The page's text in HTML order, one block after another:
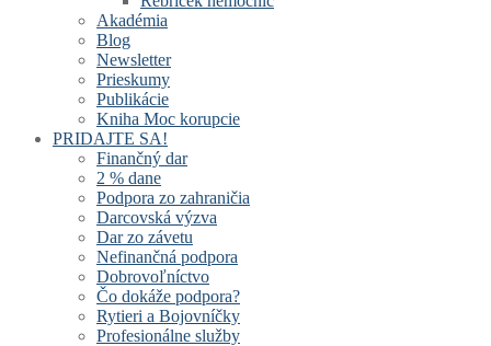
Akadémia
Blog
Newsletter
Prieskumy
Publikácie
Kniha Moc korupcie
PRIDAJTE SA!
Finančný dar
2 % dane
Podpora zo zahraničia
Darcovská výzva
Dar zo závetu
Nefinančná podpora
Dobrovoľníctvo
Čo dokáže podpora?
Rytieri a Bojovníčky
Profesionálne služby